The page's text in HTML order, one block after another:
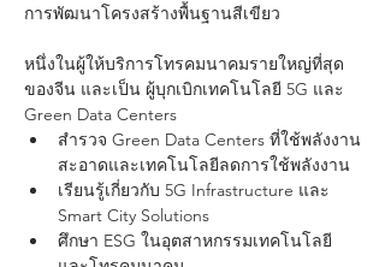
การพัฒนาโครงสร้างพื้นฐานสีเขียว
หนึ่งในผู้ให้บริการโทรคมนาคมรายใหญ่ที่สุด
ของจีน และเป็น ผู้บุกเบิกเทคโนโลยี 5G และ
Green Data Centers
สำรวจ Green Data Centers ที่ใช้พลังงาน
สะอาดและเทคโนโลยีลดการใช้พลังงาน
เรียนรู้เกี่ยวกับ 5G Infrastructure และ
Smart City Solutions
ศึกษา ESG ในอุตสาหกรรมเทคโนโลยี